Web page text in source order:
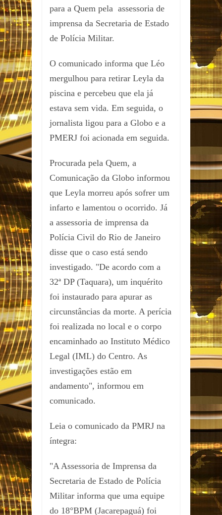
para a Quem pela assessoria de
imprensa da Secretaria de Estado
de Polícia Militar.
O comunicado informa que Léo
mergulhou para retirar Leyla da
piscina e percebeu que ela já
estava sem vida. Em seguida, o
jornalista ligou para a Globo e a
PMERJ foi acionada em seguida.
Procurada pela Quem, a
Comunicação da Globo informou
que Leyla morreu após sofrer um
infarto e lamentou o ocorrido. Já
a assessoria de imprensa da
Polícia Civil do Rio de Janeiro
disse que o caso está sendo
investigado. "De acordo com a
32ª DP (Taquara), um inquérito
foi instaurado para apurar as
circunstâncias da morte. A perícia
foi realizada no local e o corpo
encaminhado ao Instituto Médico
Legal (IML) do Centro. As
investigações estão em
andamento", informou em
comunicado.
Leia o comunicado da PMRJ na
íntegra:
"A Assessoria de Imprensa da
Secretaria de Estado de Polícia
Militar informa que uma equipe
do 18°BPM (Jacarepaguá) foi